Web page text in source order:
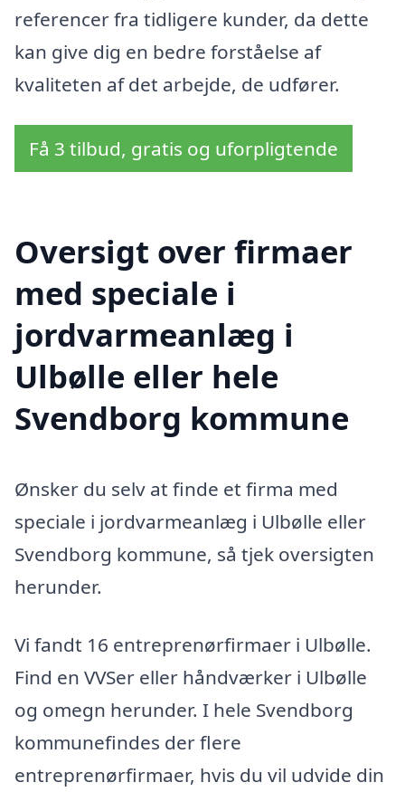
referencer fra tidligere kunder, da dette
kan give dig en bedre forståelse af
kvaliteten af det arbejde, de udfører.
Få 3 tilbud, gratis og uforpligtende
Oversigt over firmaer
med speciale i
jordvarmeanlæg i
Ulbølle eller hele
Svendborg kommune
Ønsker du selv at finde et firma med
speciale i jordvarmeanlæg i Ulbølle eller
Svendborg kommune, så tjek oversigten
herunder.
Vi fandt 16 entreprenørfirmaer i Ulbølle.
Find en VVSer eller håndværker i Ulbølle
og omegn herunder. I hele Svendborg
kommunefindes der flere
entreprenørfirmaer, hvis du vil udvide din